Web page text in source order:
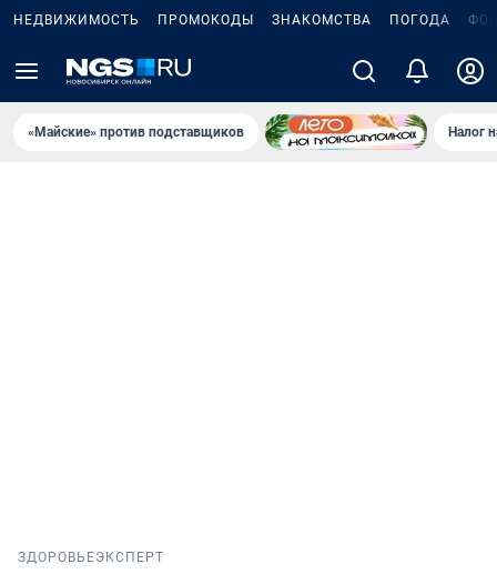
НЕДВИЖИМОСТЬ ПРОМОКОДЫ ЗНАКОМСТВА ПОГОДА
«Майские» против подставщиков Налог
ЗДОРОВЬЕЭКСПЕРТ